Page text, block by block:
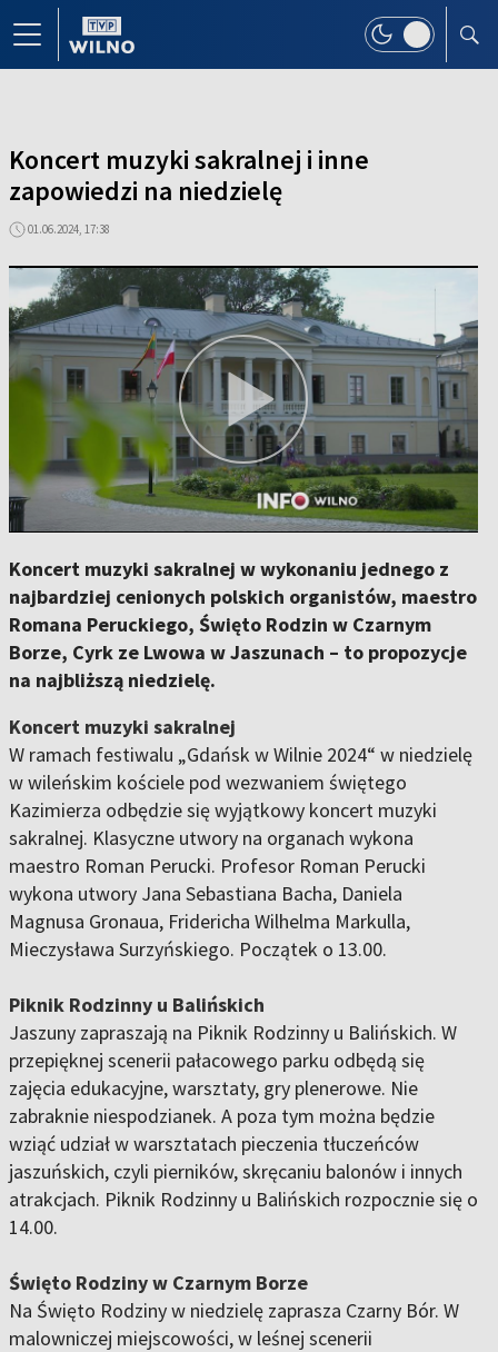
Koncert muzyki sakralnej i inne
zapowiedzi na niedzielę
01.06.2024, 17:38
Koncert muzyki sakralnej w wykonaniu jednego z
najbardziej cenionych polskich organistów, maestro
Romana Peruckiego, Święto Rodzin w Czarnym
Borze, Cyrk ze Lwowa w Jaszunach – to propozycje
na najbliższą niedzielę.
Koncert muzyki sakralnej
W ramach festiwalu „Gdańsk w Wilnie 2024“ w niedzielę
w wileńskim kościele pod wezwaniem świętego
Kazimierza odbędzie się wyjątkowy koncert muzyki
sakralnej. Klasyczne utwory na organach wykona
maestro Roman Perucki. Profesor Roman Perucki
wykona utwory Jana Sebastiana Bacha, Daniela
Magnusa Gronaua, Fridericha Wilhelma Markulla,
Mieczysława Surzyńskiego. Początek o 13.00.
Piknik Rodzinny u Balińskich
Jaszuny zapraszają na Piknik Rodzinny u Balińskich. W
przepięknej scenerii pałacowego parku odbędą się
zajęcia edukacyjne, warsztaty, gry plenerowe. Nie
zabraknie niespodzianek. A poza tym można będzie
wziąć udział w warsztatach pieczenia tłuczeńców
jaszuńskich, czyli pierników, skręcaniu balonów i innych
atrakcjach. Piknik Rodzinny u Balińskich rozpocznie się o
14.00.
Święto Rodziny w Czarnym Borze
Na Święto Rodziny w niedzielę zaprasza Czarny Bór. W
malowniczej miejscowości, w leśnej scenerii